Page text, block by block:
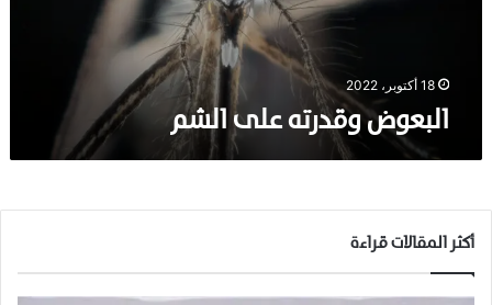
ى
ل
ش
18 أكتوبر، 2022
البعوض وقدرته على الشم
أكثر المقالات قراءة